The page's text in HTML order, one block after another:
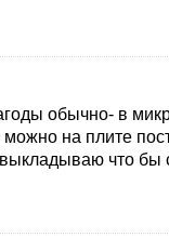
обычно- в
можно на плите
что бы